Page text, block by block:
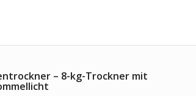
– 8-kg-Trockner mit